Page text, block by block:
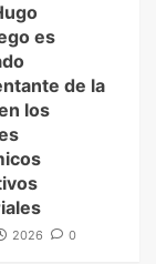
es
de la
los
2026 0